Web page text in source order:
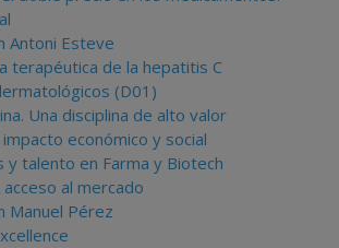
Antoni Esteve
terapéutica de la hepatitis C
(D01)
Una disciplina de alto valor
económico y social
y talento en Farma y Biotech
al mercado
Manuel Pérez